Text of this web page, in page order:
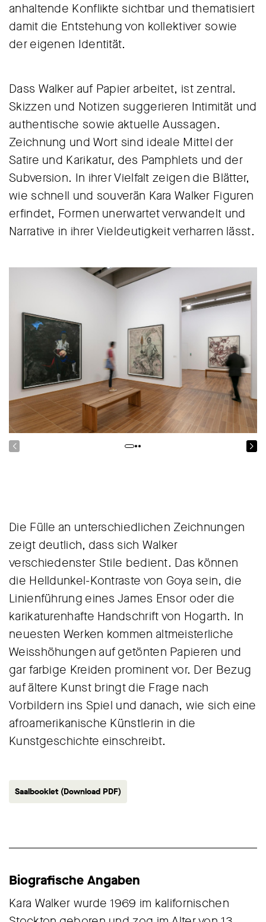
anhaltende Konflikte sichtbar und thematisiert
damit die Entstehung von kollektiver sowie
der eigenen Identität.
Dass Walker auf Papier arbeitet, ist zentral.
Skizzen und Notizen suggerieren Intimität und
authentische sowie aktuelle Aussagen.
Zeichnung und Wort sind ideale Mittel der
Satire und Karikatur, des Pamphlets und der
Subversion. In ihrer Vielfalt zeigen die Blätter,
wie schnell und souverän Kara Walker Figuren
erfindet, Formen unerwartet verwandelt und
Narrative in ihrer Vieldeutigkeit verharren lässt.
Die Fülle an unterschiedlichen Zeichnungen
zeigt deutlich, dass sich Walker
verschiedenster Stile bedient. Das können
die Helldunkel-Kontraste von Goya sein, die
Linienführung eines James Ensor oder die
karikaturenhafte Handschrift von Hogarth. In
neuesten Werken kommen altmeisterliche
Weisshöhungen auf getönten Papieren und
gar farbige Kreiden prominent vor. Der Bezug
auf ältere Kunst bringt die Frage nach
Vorbildern ins Spiel und danach, wie sich eine
afroamerikanische Künstlerin in die
Kunstgeschichte einschreibt.
Saalbooklet (Download PDF)
Biografische Angaben
Kara Walker wurde 1969 im kalifornischen